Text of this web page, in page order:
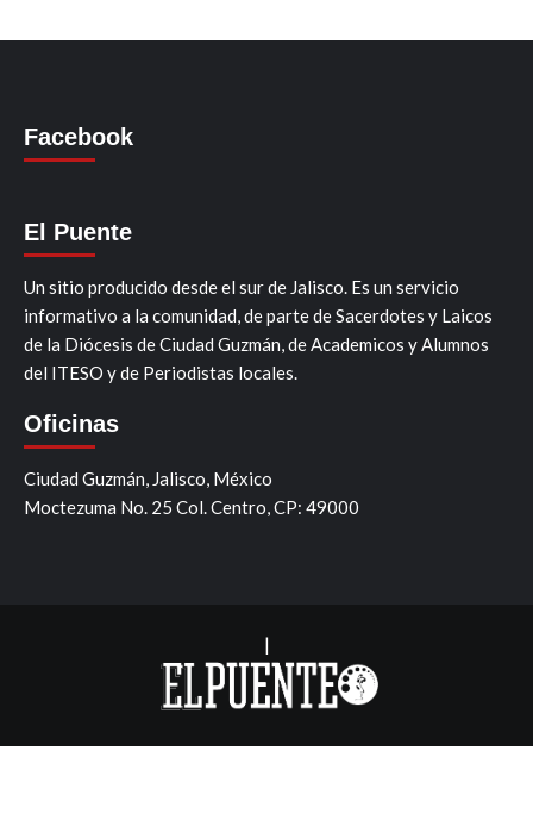
Facebook
El Puente
Un sitio producido desde el sur de Jalisco. Es un servicio
informativo a la comunidad, de parte de Sacerdotes y Laicos
de la Diócesis de Ciudad Guzmán, de Academicos y Alumnos
del ITESO y de Periodistas locales.
Oficinas
Ciudad Guzmán, Jalisco, México
Moctezuma No. 25 Col. Centro, CP: 49000
|